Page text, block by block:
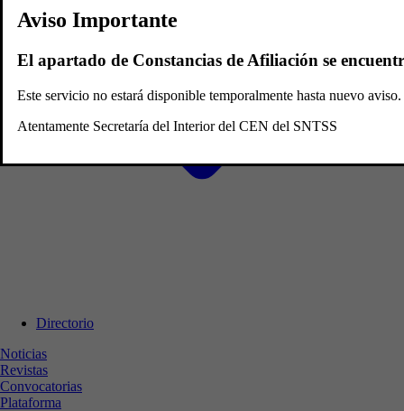
Directorio
Noticias
Revistas
Convocatorias
Plataforma
Aviso Importante
El apartado de Constancias de Afiliación se
Este servicio no estará disponible temporalmente hasta nuevo
Atentamente Secretaría del Interior del CEN del SNTSS